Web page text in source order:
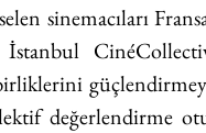
sinemacıları
değerlendirme